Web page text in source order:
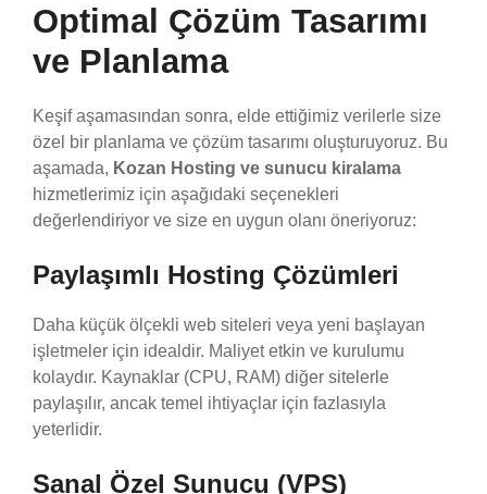
Optimal Çözüm Tasarımı
ve Planlama
Keşif aşamasından sonra, elde ettiğimiz verilerle size
özel bir planlama ve çözüm tasarımı oluşturuyoruz. Bu
aşamada, Kozan Hosting ve sunucu kiralama
hizmetlerimiz için aşağıdaki seçenekleri
değerlendiriyor ve size en uygun olanı öneriyoruz:
Paylaşımlı Hosting Çözümleri
Daha küçük ölçekli web siteleri veya yeni başlayan
işletmeler için idealdir. Maliyet etkin ve kurulumu
kolaydır. Kaynaklar (CPU, RAM) diğer sitelerle
paylaşılır, ancak temel ihtiyaçlar için fazlasıyla
yeterlidir.
Sanal Özel Sunucu (VPS)